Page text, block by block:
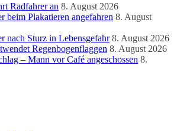
Radfahrer an 8. August 2026
beim Plakatieren angefahren 8. August
nach Sturz in Lebensgefahr 8. August 2026
Regenbogenflaggen 8. August 2026
– Mann vor Café angeschossen 8.